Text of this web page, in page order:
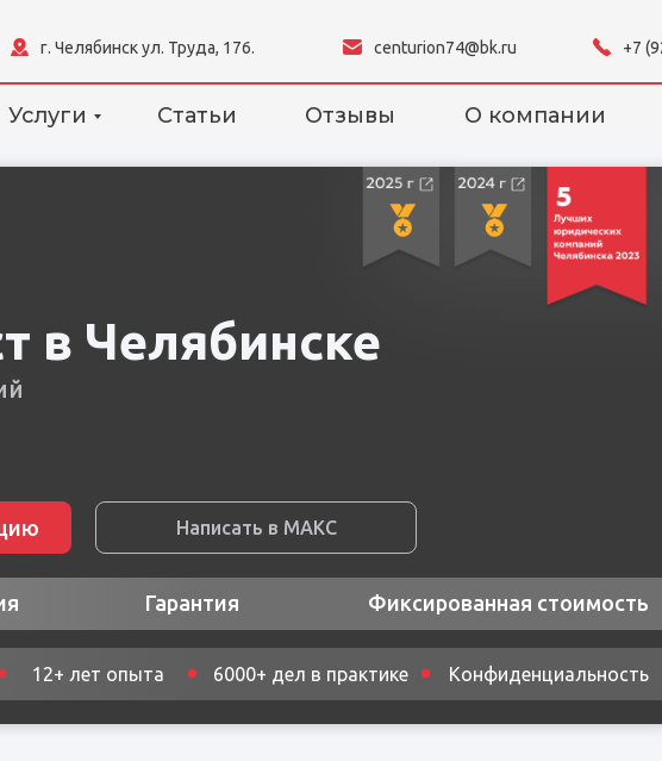
г. Челябинск ул. Труда, 176. centurion74@bk.ru +7
Услуги Статьи Отзывы О компании
Фиксированная стоимость
Гарантия
в Челябинске
12+ лет опыта Конфиденциальность
6000+ дел в практике
Написать в МАКС